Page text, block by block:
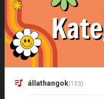
állathangok(103)